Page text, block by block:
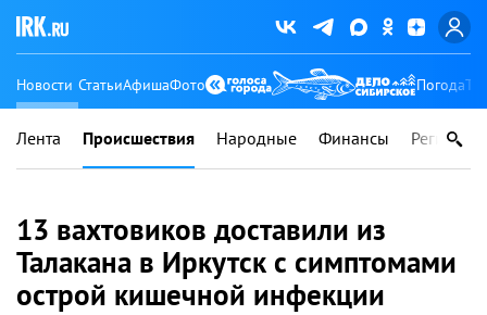
Новости СтатьиАфишаФото Погода
Лента Происшествия Народные Финансы Регионы
13 вахтовиков доставили из
Талакана в Иркутск с симптомами
острой кишечной инфекции